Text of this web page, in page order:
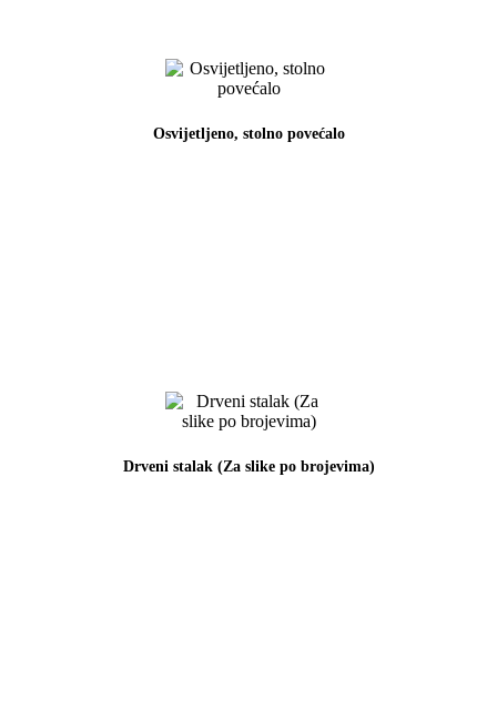
Osvijetljeno, stolno povećalo
Drveni stalak (Za slike po brojevima)